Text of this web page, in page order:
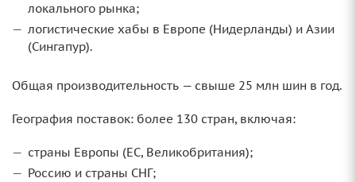
локального рынка;
логистические хабы в Европе (Нидерланды) и Азии
(Сингапур).
Общая производительность — свыше 25 млн шин в год.
География поставок: более 130 стран, включая:
страны Европы (ЕС, Великобритания);
Россию и страны СНГ;